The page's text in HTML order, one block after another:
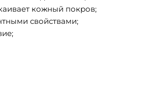
кожный покров;
свойствами;